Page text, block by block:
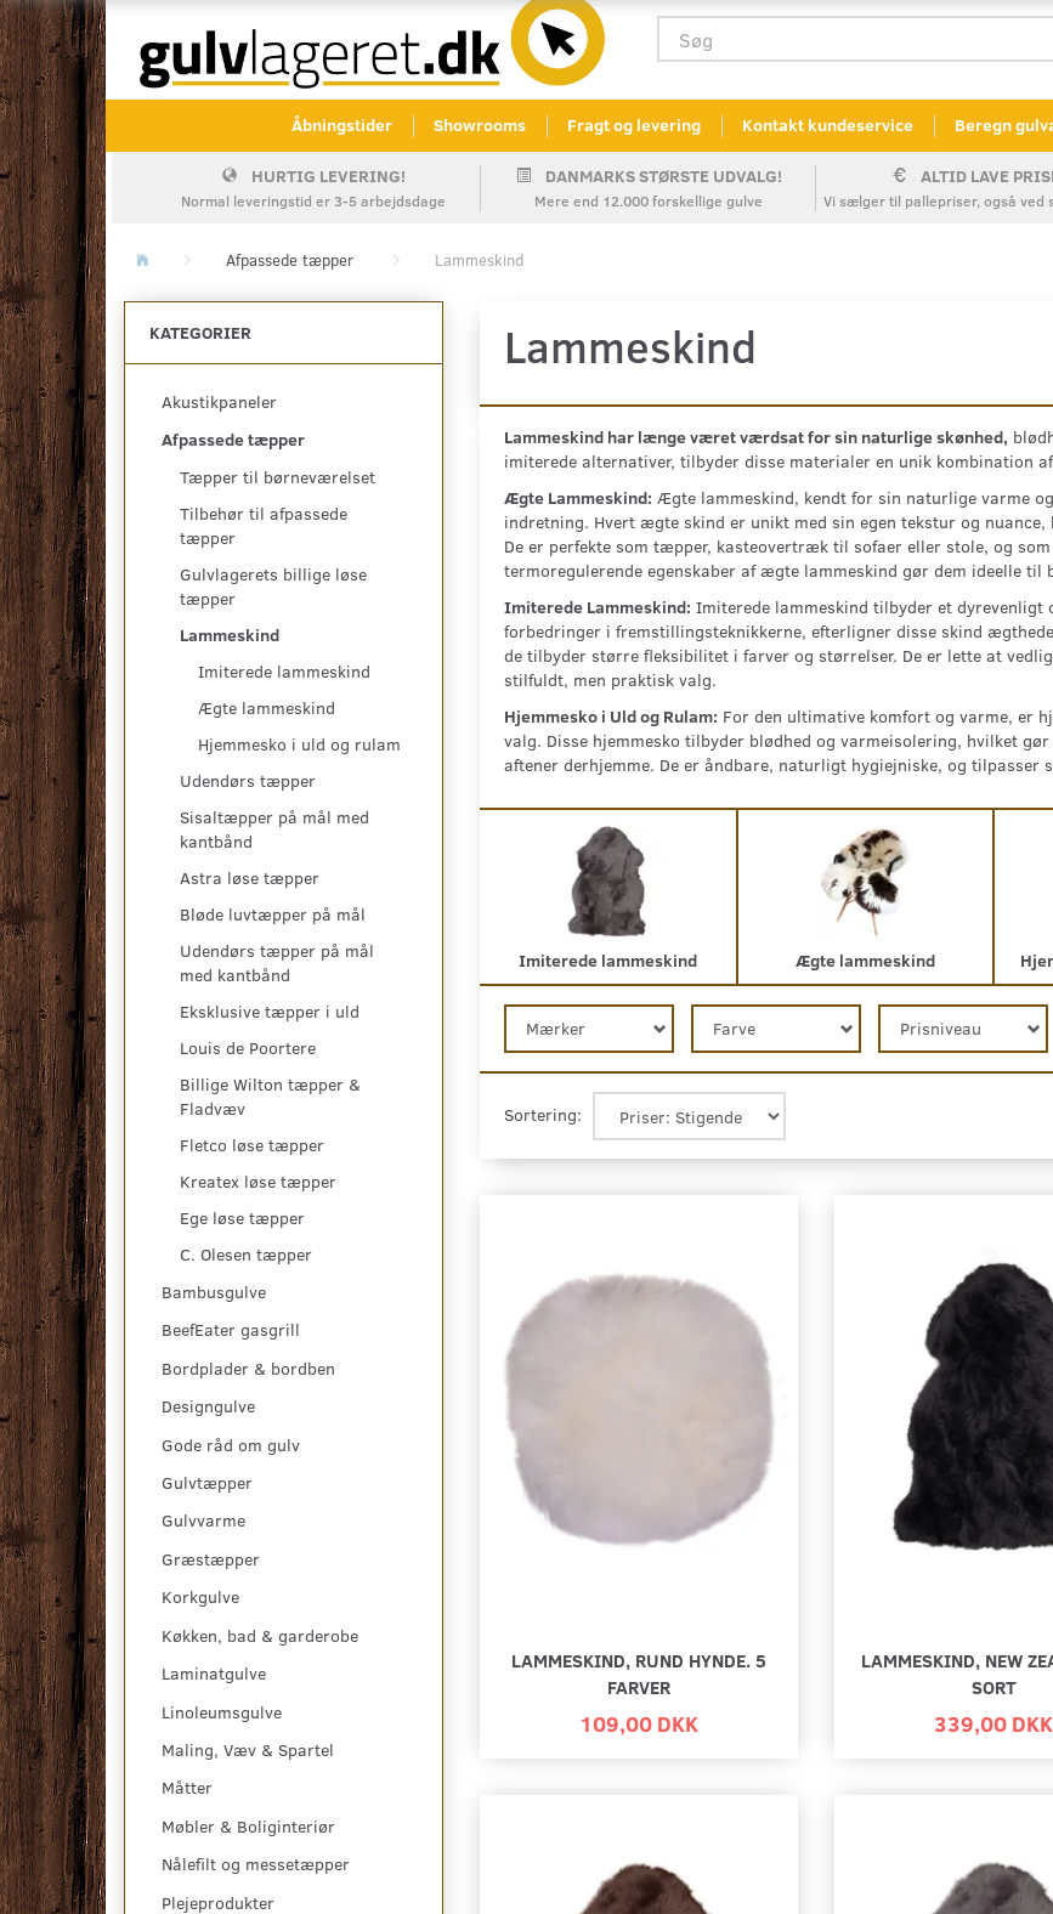
Åbningstider Showrooms Fragt og levering Kontakt kundeservice Beregn
HURTIG LEVERING!
Normal leveringstid er 3-5 arbejdsdage
DANMARKS STØRSTE UDVALG!
Mere end 12.000 forskellige gulve
ALTID LAVE
Vi sælger til pallepriser, også ved
Afpassede tæpper Lammeskind
KATEGORIER
Akustikpaneler
Afpassede tæpper
Tæpper til børneværelset
Tilbehør til afpassede
tæpper
Gulvlagerets billige løse
tæpper
Lammeskind
Imiterede lammeskind
Ægte lammeskind
Hjemmesko i uld og rulam
Udendørs tæpper
Sisaltæpper på mål med
kantbånd
Astra løse tæpper
Bløde luvtæpper på mål
Udendørs tæpper på mål
med kantbånd
Eksklusive tæpper i uld
Louis de Poortere
Billige Wilton tæpper &
Fladvæv
Fletco løse tæpper
Kreatex løse tæpper
Ege løse tæpper
C. Olesen tæpper
Bambusgulve
BeefEater gasgrill
Bordplader & bordben
Designgulve
Gode råd om gulv
Gulvtæpper
Gulvvarme
Græstæpper
Korkgulve
Køkken, bad & garderobe
Laminatgulve
Linoleumsgulve
Maling, Væv & Spartel
Måtter
Møbler & Boliginteriør
Nålefilt og messetæpper
Plejeprodukter
Lammeskind
Lammeskind har længe været værdsat for sin naturlige skønhed,
imiterede alternativer, tilbyder disse materialer en unik kombination
Ægte Lammeskind: Ægte lammeskind, kendt for sin naturlige varme
indretning. Hvert ægte skind er unikt med sin egen tekstur og
De er perfekte som tæpper, kasteovertræk til sofaer eller stole, og
termoregulerende egenskaber af ægte lammeskind gør dem ideelle til
Imiterede Lammeskind: Imiterede lammeskind tilbyder et
forbedringer i fremstillingsteknikkerne, efterligner disse skind
de tilbyder større fleksibilitet i farver og størrelser. De er lette at
stilfuldt, men praktisk valg.
Hjemmesko i Uld og Rulam: For den ultimative komfort og varme, er
valg. Disse hjemmesko tilbyder blødhed og varmeisolering, hvilket
aftener derhjemme. De er åndbare, naturligt hygiejniske, og
Imiterede lammeskind Ægte lammeskind
Mærker Farve Prisniveau
Sortering:
LAMMESKIND, RUND HYNDE. 5
FARVER
109,00 DKK
LAMMESKIND, NEW
SORT
339,00 DKK